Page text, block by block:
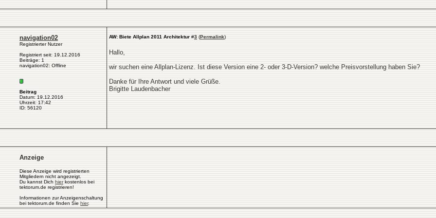
navigation02
Registrierter Nutzer
Registriert seit: 19.12.2016
Beiträge: 1
navigation02: Offline
Beitrag
Datum: 19.12.2016
Uhrzeit: 17:42
ID: 56120
AW: Biete Allplan 2011 Architektur #3 (Permalink)
Hallo,
wir suchen eine Allplan-Lizenz. Ist diese Version eine 2- oder 3-D-Version? welche Preisvorstellung haben Sie?
Danke für Ihre Antwort und viele Grüße.
Brigitte Laudenbacher
Anzeige
Diese Anzeige wird registrierten
Mitgliedern nicht angezeigt.
Du kannst Dich hierkostenlos bei
tektorum.de registrieren!
Informationen zur Anzeigenschaltung
bei tektorum.de finden Sie hier.